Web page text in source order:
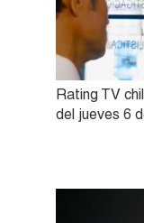
Rating TV
del jueves 6